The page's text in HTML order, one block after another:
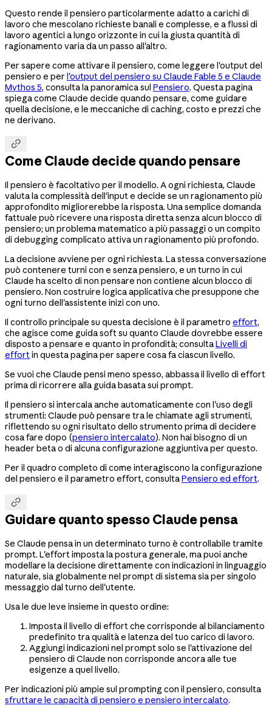
Questo rende il pensiero particolarmente adatto a carichi di
lavoro che mescolano richieste banali e complesse, e a flussi di
lavoro agentici a lungo orizzonte in cui la giusta quantità di
ragionamento varia da un passo all'altro.
Per sapere come attivare il pensiero, come leggere l'output del
pensiero e per l'output del pensiero su Claude Fable 5 e Claude
Mythos 5, consulta la panoramica sul Pensiero. Questa pagina
spiega come Claude decide quando pensare, come guidare
quella decisione, e le meccaniche di caching, costo e prezzi che
ne derivano.

Come Claude decide quando pensare
Il pensiero è facoltativo per il modello. A ogni richiesta, Claude
valuta la complessità dell'input e decide se un ragionamento più
approfondito migliorerebbe la risposta. Una semplice domanda
fattuale può ricevere una risposta diretta senza alcun blocco di
pensiero; un problema matematico a più passaggi o un compito
di debugging complicato attiva un ragionamento più profondo.
La decisione avviene per ogni richiesta. La stessa conversazione
può contenere turni con e senza pensiero, e un turno in cui
Claude ha scelto di non pensare non contiene alcun blocco di
pensiero. Non costruire logica applicativa che presuppone che
ogni turno dell'assistente inizi con uno.
Il controllo principale su questa decisione è il parametro effort,
che agisce come guida soft su quanto Claude dovrebbe essere
disposto a pensare e quanto in profondità; consultaLivelli di
effortin questa pagina per sapere cosa fa ciascun livello.
Se vuoi che Claude pensi meno spesso, abbassa il livello di effort
prima di ricorrere alla guida basata sui prompt.
Il pensiero si intercala anche automaticamente con l'uso degli
strumenti: Claude può pensare tra le chiamate agli strumenti,
riflettendo su ogni risultato dello strumento prima di decidere
cosa fare dopo (pensiero intercalato). Non hai bisogno di un
header beta o di alcuna configurazione aggiuntiva per questo.
Per il quadro completo di come interagiscono la configurazione
del pensiero e il parametro effort, consultaPensiero ed effort.

Guidare quanto spesso Claude pensa
Se Claude pensa in un determinato turno è controllabile tramite
prompt. L'effort imposta la postura generale, ma puoi anche
modellare la decisione direttamente con indicazioni in linguaggio
naturale, sia globalmente nel prompt di sistema sia per singolo
messaggio dal turno dell'utente.
Usa le due leve insieme in questo ordine:
Imposta il livello di effort che corrisponde al bilanciamento
predefinito tra qualità e latenza del tuo carico di lavoro.
Aggiungi indicazioni nel prompt solo se l'attivazione del
pensiero di Claude non corrisponde ancora alle tue
esigenze a quel livello.
Per indicazioni più ampie sul prompting con il pensiero, consulta
sfruttare le capacità di pensiero e pensiero intercalato.